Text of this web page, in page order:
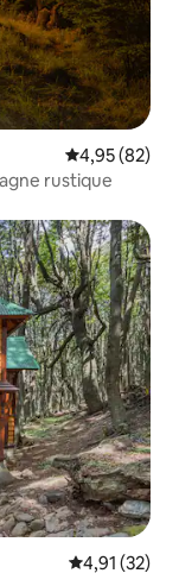
Évaluation
4,95 (82)
rustique
Évaluation
4,91 (32)